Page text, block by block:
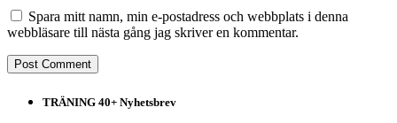
Spara mitt namn, min e-postadress och webbplats i denna
webbläsare till nästa gång jag skriver en kommentar.
TRÄNING 40+ Nyhetsbrev